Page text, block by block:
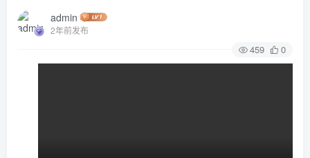
admin
2年前发布
459 0